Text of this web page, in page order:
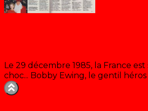
Le 29 décembre 1985, la France est
choc... Bobby Ewing, le gentil